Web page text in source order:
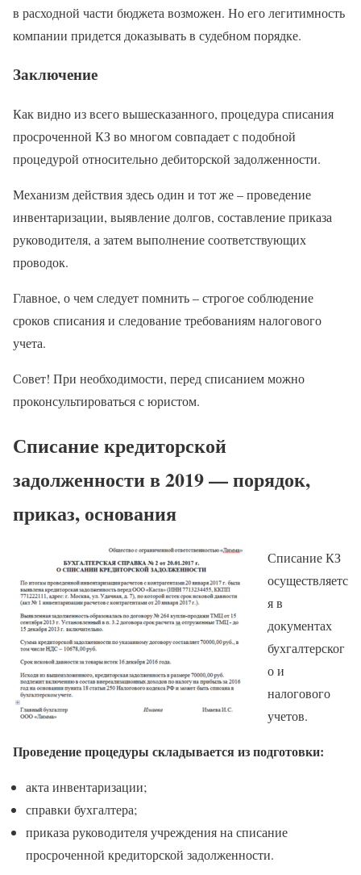
в расходной части бюджета возможен. Но его легитимность
компании придется доказывать в судебном порядке.
Заключение
Как видно из всего вышесказанного, процедура списания
просроченной КЗ во многом совпадает с подобной
процедурой относительно дебиторской задолженности.
Механизм действия здесь один и тот же – проведение
инвентаризации, выявление долгов, составление приказа
руководителя, а затем выполнение соответствующих
проводок.
Главное, о чем следует помнить – строгое соблюдение
сроков списания и следование требованиям налогового
учета.
Совет! При необходимости, перед списанием можно
проконсультироваться с юристом.
Списание кредиторской
задолженности в 2019 — порядок,
приказ, основания
Списание КЗ
осуществляетс
я в
документах
бухгалтерског
о и
налогового
учетов.
Проведение процедуры складывается из подготовки:
акта инвентаризации;
справки бухгалтера;
приказа руководителя учреждения на списание
просроченной кредиторской задолженности.